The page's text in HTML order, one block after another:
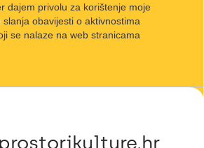
dajem privolu za korištenje moje
obavijesti o aktivnostima
se nalaze na web stranicama